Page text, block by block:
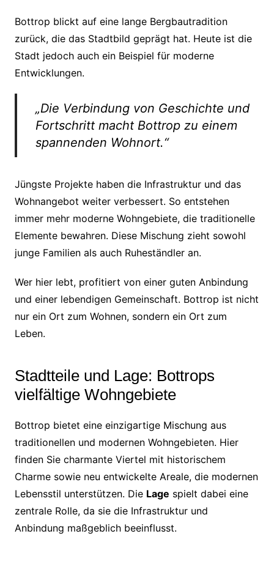
Bottrop blickt auf eine lange Bergbautradition
zurück, die das Stadtbild geprägt hat. Heute ist die
Stadt jedoch auch ein Beispiel für moderne
Entwicklungen.
„Die Verbindung von Geschichte und
Fortschritt macht Bottrop zu einem
spannenden Wohnort.“
Jüngste Projekte haben die Infrastruktur und das
Wohnangebot weiter verbessert. So entstehen
immer mehr moderne Wohngebiete, die traditionelle
Elemente bewahren. Diese Mischung zieht sowohl
junge Familien als auch Ruheständler an.
Wer hier lebt, profitiert von einer guten Anbindung
und einer lebendigen Gemeinschaft. Bottrop ist nicht
nur ein Ort zum Wohnen, sondern ein Ort zum
Leben.
Stadtteile und Lage: Bottrops
vielfältige Wohngebiete
Bottrop bietet eine einzigartige Mischung aus
traditionellen und modernen Wohngebieten. Hier
finden Sie charmante Viertel mit historischem
Charme sowie neu entwickelte Areale, die modernen
Lebensstil unterstützen. Die Lage spielt dabei eine
zentrale Rolle, da sie die Infrastruktur und
Anbindung maßgeblich beeinflusst.